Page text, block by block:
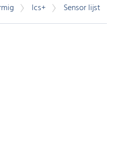
lcs+ Sensor lijst